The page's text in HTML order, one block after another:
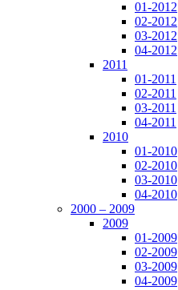
01-2012
02-2012
03-2012
04-2012
2011
01-2011
02-2011
03-2011
04-2011
2010
01-2010
02-2010
03-2010
04-2010
2000 – 2009
2009
01-2009
02-2009
03-2009
04-2009